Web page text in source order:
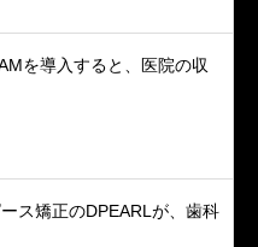
を導入すると、医院の収
ス矯正のDPEARLが、歯科